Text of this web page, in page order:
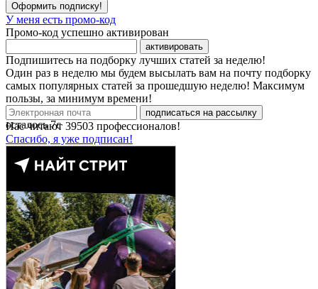
Оформить подписку!
У меня есть промо-код
Промо-код успешно активирован
активировать
Подпишитесь на подборку лучших статей за неделю!
Один раз в неделю мы будем высылать вам на почту подборку
самых популярных статей за прошедшую неделю! Максимум
пользы, за минимум времени!
подписаться на рассылку
Нас читают 39503 профессионалов!
Спасибо, я уже подписан!
осталось7с